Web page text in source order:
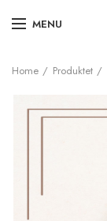
MENU
Home Produktet